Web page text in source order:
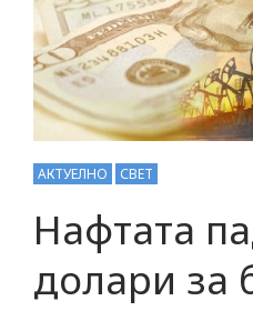
АКТУЕЛНО СВЕТ
Нафтата
долари за